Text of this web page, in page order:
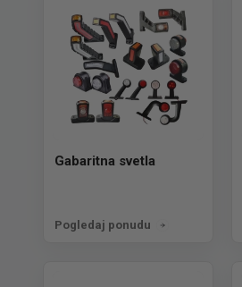
Gabaritna svetla
Pogledaj ponudu